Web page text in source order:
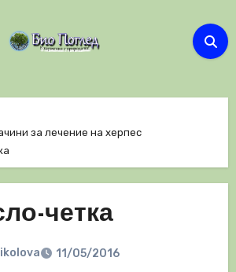
за лечение на херпес
четка
11/05/2016